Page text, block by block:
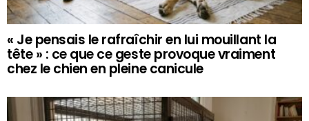
« Je pensais le rafraîchir en lui mouillant la
tête » : ce que ce geste provoque vraiment
chez le chien en pleine canicule